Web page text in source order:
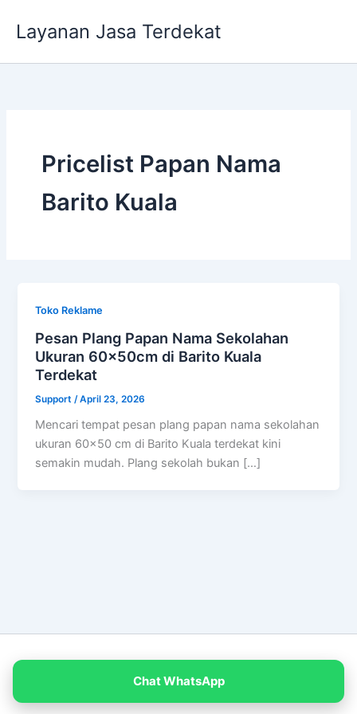
Layanan Jasa Terdekat
Pricelist Papan Nama
Barito Kuala
Toko Reklame
Pesan Plang Papan Nama Sekolahan
Ukuran 60x50cm di Barito Kuala
Terdekat
Support /April 23, 2026
Mencari tempat pesan plang papan nama sekolahan
ukuran 60×50 cm di Barito Kuala terdekat kini
semakin mudah. Plang sekolah bukan […]
Chat WhatsApp